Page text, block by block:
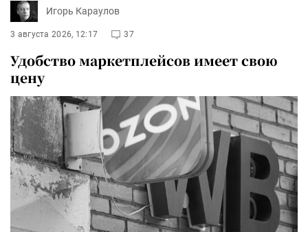
Игорь Караулов
3 августа 2026, 12:17 37
Удобство маркетплейсов имеет свою
цену